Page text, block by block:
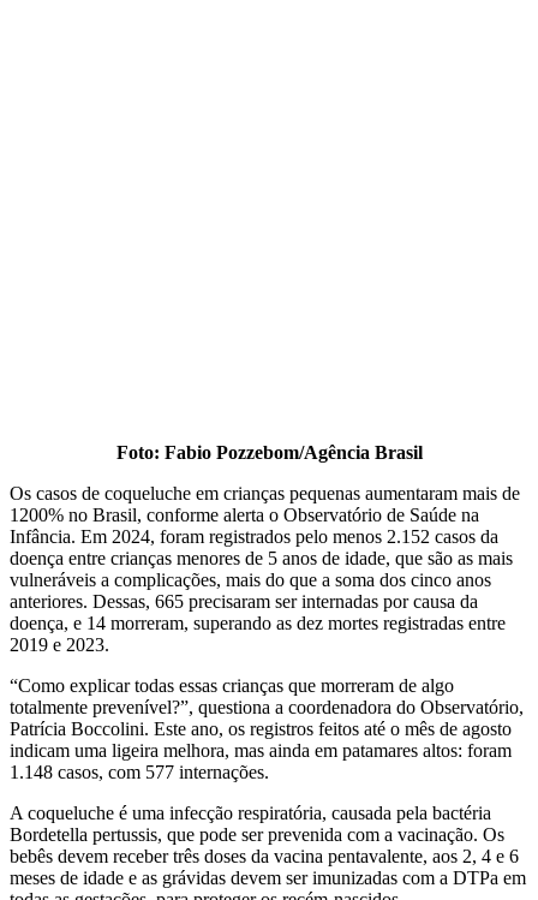
Foto: Fabio Pozzebom/Agência Brasil
Os casos de coqueluche em crianças pequenas aumentaram mais de
1200% no Brasil, conforme alerta o Observatório de Saúde na
Infância. Em 2024, foram registrados pelo menos 2.152 casos da
doença entre crianças menores de 5 anos de idade, que são as mais
vulneráveis a complicações, mais do que a soma dos cinco anos
anteriores. Dessas, 665 precisaram ser internadas por causa da
doença, e 14 morreram, superando as dez mortes registradas entre
2019 e 2023.
“Como explicar todas essas crianças que morreram de algo
totalmente prevenível?”, questiona a coordenadora do Observatório,
Patrícia Boccolini. Este ano, os registros feitos até o mês de agosto
indicam uma ligeira melhora, mas ainda em patamares altos: foram
1.148 casos, com 577 internações.
A coqueluche é uma infecção respiratória, causada pela bactéria
Bordetella pertussis, que pode ser prevenida com a vacinação. Os
bebês devem receber três doses da vacina pentavalente, aos 2, 4 e 6
meses de idade e as grávidas devem ser imunizadas com a DTPa em